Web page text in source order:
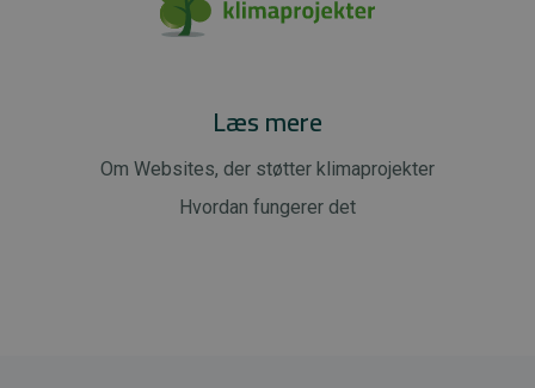
Læs mere
Om Websites, der støtter klimaprojekter
Hvordan fungerer det